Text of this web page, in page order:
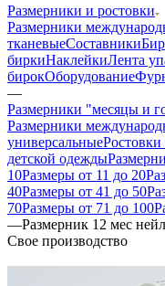
Размерники и ростовки
Размерники
тканевыеСоставники
биркиНаклейкиЛента
бирокОборудование
—
Размерники "месяцы и
Размерники
универсальные
детской одежды
10Размеры от 11 до 20
40Размеры от 41 до 50
70Размеры от 71 до 100
—Размерник 12 мес
Свое производство